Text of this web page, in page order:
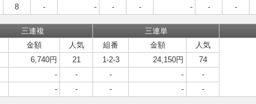
8 - - - - - - -
三連複 三連単
金額 人気 組番 金額
人気
6,740円 21 1-2-3 24,150円
74
- - - -
-
- - - - -